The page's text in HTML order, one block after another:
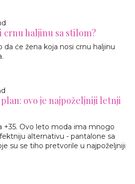
crnu haljinu sa stilom?
da će žena koja nosi crnu haljinu
ovo je najpoželjniji letnji
+35. Ovo leto moda ima mnogo
alternativu - pantalone sa
su se tiho pretvorile u najpoželjniji